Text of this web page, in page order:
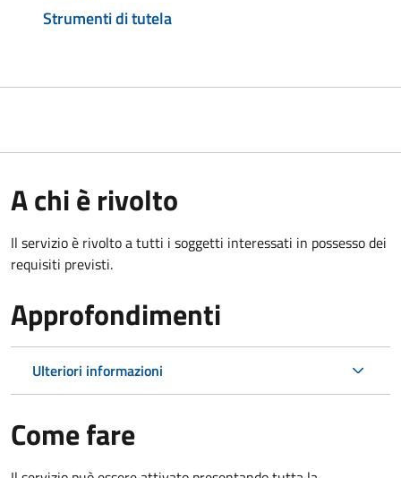
Strumenti di tutela
A chi è rivolto
Il servizio è rivolto a tutti i soggetti interessati in possesso dei
requisiti previsti.
Approfondimenti
Ulteriori informazioni
Come fare